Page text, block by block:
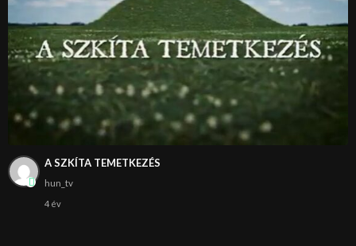
A SZKÍTA TEMETKEZÉS
hun_tv
4 év